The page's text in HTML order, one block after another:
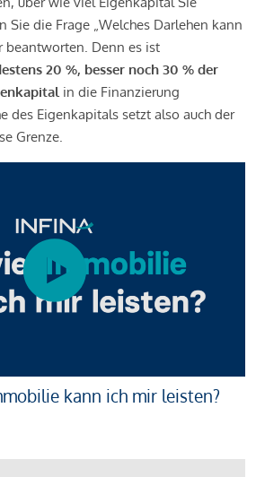
Sie die Frage „Welches Darlehen kann
beantworten. Denn es ist
20 %, besser noch 30 % der
in die Finanzierung
des Eigenkapitals setzt also auch der
Grenze.
kann ich mir leisten?